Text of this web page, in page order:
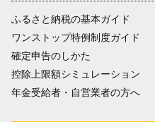
ふるさと納税の基本ガイド
ワンストップ特例制度ガイド
確定申告のしかた
控除上限額シミュレーション
年金受給者・自営業者の方へ